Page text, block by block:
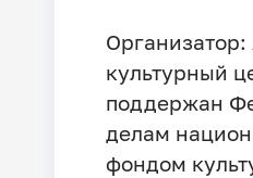
культурный
поддержан
делам
фондом